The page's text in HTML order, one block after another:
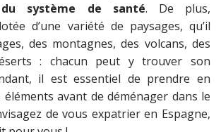
du système de santé. De plus,
d’une variété de paysages, qu’il
des montagnes, des volcans, des
: chacun peut y trouver son
il est essentiel de prendre en
avant de déménager dans le
de vous expatrier en Espagne,